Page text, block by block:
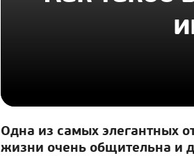
Одна из самых элегантных
жизни очень общительна и